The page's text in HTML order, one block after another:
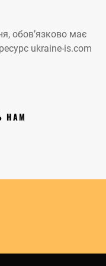
обов’язково має
ukraine-is.com
НАМ